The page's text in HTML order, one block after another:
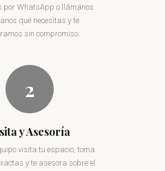
por WhatsApp o llámanos.
qué necesitas y te
sin compromiso.
2
y Asesoría
visita tu espacio, toma
y te asesora sobre el